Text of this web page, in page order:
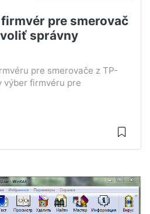
pre smerovač
správny
pre smerovače z TP-
výber firmvéru pre